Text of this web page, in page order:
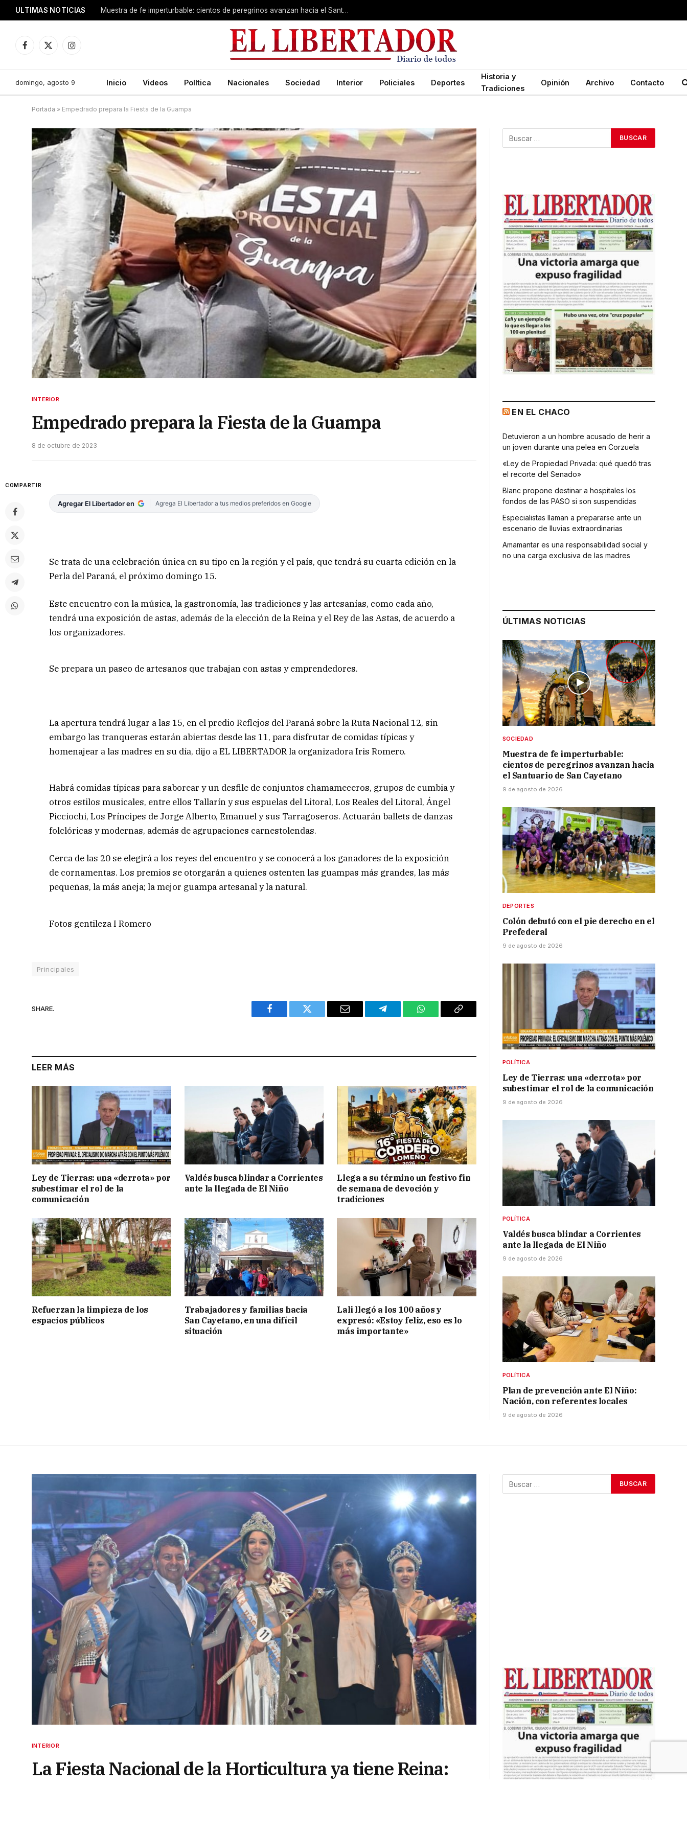
ULTIMAS NOTICIAS Muestra de fe imperturbable: cientos de peregrinos avanzan hacia el Santuario de San Cayetano
Facebook
X
Instagram
domingo, agosto 9 Inicio Videos Política Nacionales Sociedad Interior Policiales Deportes
Historia y
Tradiciones
Opinión Archivo Contacto
Portada » Empedrado prepara la Fiesta de la Guampa
INTERIOR
Empedrado prepara la Fiesta de la Guampa
8 de octubre de 2023
COMPARTIR
Agregar El Libertador en Agrega El Libertador a tus medios preferidos en Google
Se trata de una celebración única en su tipo en la región y el país, que tendrá su cuarta edición en la
Perla del Paraná, el próximo domingo 15.
Este encuentro con la música, la gastronomía, las tradiciones y las artesanías, como cada año,
tendrá una exposición de astas, además de la elección de la Reina y el Rey de las Astas, de acuerdo a
los organizadores.
Se prepara un paseo de artesanos que trabajan con astas y emprendedores.
La apertura tendrá lugar a las 15, en el predio Reflejos del Paraná sobre la Ruta Nacional 12, sin
embargo las tranqueras estarán abiertas desde las 11, para disfrutar de comidas típicas y
homenajear a las madres en su día, dijo a EL LIBERTADOR la organizadora Iris Romero.
Habrá comidas típicas para saborear y un desfile de conjuntos chamameceros, grupos de cumbia y
otros estilos musicales, entre ellos Tallarín y sus espuelas del Litoral, Los Reales del Litoral, Ángel
Picciochi, Los Príncipes de Jorge Alberto, Emanuel y sus Tarragoseros. Actuarán ballets de danzas
folclóricas y modernas, además de agrupaciones carnestolendas.
Cerca de las 20 se elegirá a los reyes del encuentro y se conocerá a los ganadores de la exposición
de cornamentas. Los premios se otorgarán a quienes ostenten las guampas más grandes, las más
pequeñas, la más añeja; la mejor guampa artesanal y la natural.
Fotos gentileza I Romero
Principales
SHARE.
Facebook Twitter Email Telegram WhatsAppCopy
LEER MÁS
Ley de Tierras: una «derrota» por
subestimar el rol de la
comunicación
Valdés busca blindar a Corrientes
ante la llegada de El Niño
Llega a su término un festivo fin
de semana de devoción y
tradiciones
Refuerzan la limpieza de los
espacios públicos
Trabajadores y familias hacia
San Cayetano, en una difícil
situación
Lali llegó a los 100 años y
expresó: «Estoy feliz, eso es lo
más importante»
EN EL CHACO
Detuvieron a un hombre acusado de herir a
un joven durante una pelea en Corzuela
«Ley de Propiedad Privada: qué quedó tras
el recorte del Senado»
Blanc propone destinar a hospitales los
fondos de las PASO si son suspendidas
Especialistas llaman a prepararse ante un
escenario de lluvias extraordinarias
Amamantar es una responsabilidad social y
no una carga exclusiva de las madres
ÚLTIMAS NOTICIAS
SOCIEDAD
Muestra de fe imperturbable:
cientos de peregrinos avanzan hacia
el Santuario de San Cayetano
9 de agosto de 2026
DEPORTES
Colón debutó con el pie derecho en el
Prefederal
9 de agosto de 2026
POLÍTICA
Ley de Tierras: una «derrota» por
subestimar el rol de la comunicación
9 de agosto de 2026
POLÍTICA
Valdés busca blindar a Corrientes
ante la llegada de El Niño
9 de agosto de 2026
POLÍTICA
Plan de prevención ante El Niño:
Nación, con referentes locales
9 de agosto de 2026
INTERIOR
La Fiesta Nacional de la Horticultura ya tiene Reina: